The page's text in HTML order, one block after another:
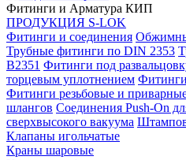
Фитинги и Арматура КИП
ПРОДУКЦИЯ S-LOK
Фитинги и соединения
Трубные фитинги по DIN 2353
B2351 Фитинги под
торцевым уплотнением
Фитинги резьбовые и
шлангов Соединения Push-On
сверхвысокого вакуума
Клапаны игольчатые
Краны шаровые